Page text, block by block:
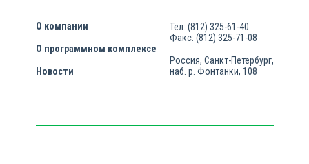
О компании
О программном комплексе
Новости
Тел: (812) 325-61-40
Факс: (812) 325-71-08
Россия, Санкт-Петербург,
наб. р. Фонтанки, 108